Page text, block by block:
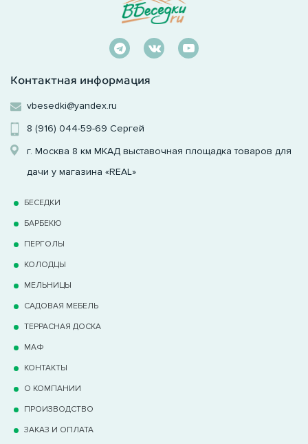
Контактная информация
vbesedki@yandex.ru
8 (916) 044-59-69 Сергей
г. Москва 8 км МКАД выставочная площадка товаров для
дачи у магазина «REAL»
БЕСЕДКИ
БАРБЕКЮ
ПЕРГОЛЫ
КОЛОДЦЫ
МЕЛЬНИЦЫ
САДОВАЯ МЕБЕЛЬ
ТЕРРАCНАЯ ДОСКА
МАФ
КОНТАКТЫ
О КОМПАНИИ
ПРОИЗВОДСТВО
ЗАКАЗ И ОПЛАТА